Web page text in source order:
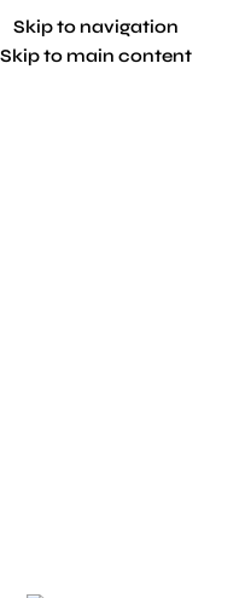
Skip to navigation
Skip to main content